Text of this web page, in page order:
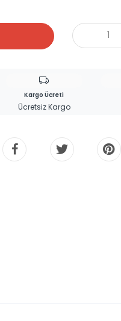
Kargo Ücreti
Ücretsiz Kargo